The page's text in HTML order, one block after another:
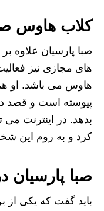
کلاب هاوس
صبا پارسیان علاوه
های مجازی نیز
هاوس می باشد. او
پیوسته است و قصد
بدهد. در اینترنت
کرد و به روم این
صبا پارسیان
باید گفت که یکی از